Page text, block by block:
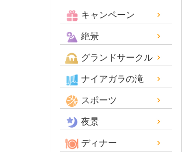
キャンペーン
絶景
グランドサークル
ナイアガラの滝
スポーツ
夜景
ディナー